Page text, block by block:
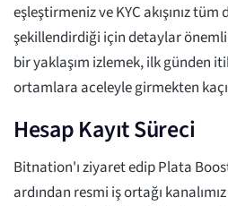
eşleştirmeniz ve KYC akışınız
şekillendirdiği için detaylar
bir yaklaşım izlemek, ilk günden
ortamlara aceleyle girmekten
Hesap Kayıt Süreci
Bitnation'ı ziyaret edip Plata
ardından resmi iş ortağı